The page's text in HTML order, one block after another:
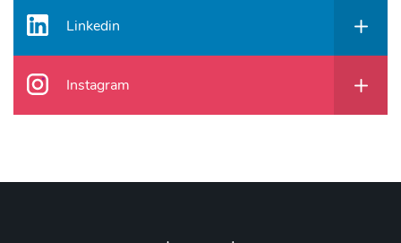
Linkedin
Instagram